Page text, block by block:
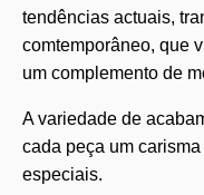
tendências actuais,
comtemporâneo, que
um complemento de
A variedade de
cada peça um
especiais.